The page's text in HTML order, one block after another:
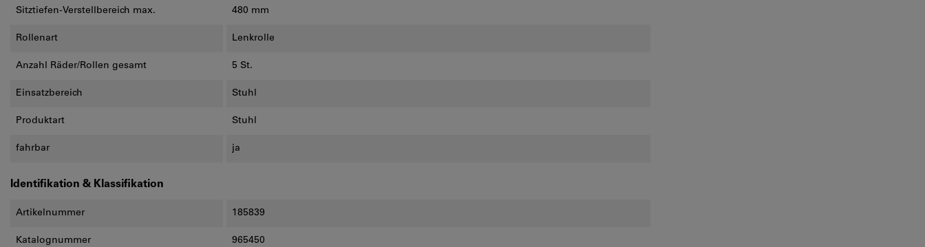
Sitztiefen-Verstellbereich max. 480 mm
Rollenart Lenkrolle
Anzahl Räder/Rollen gesamt 5 St.
Einsatzbereich Stuhl
Produktart Stuhl
fahrbar ja
Identifikation & Klassifikation
Artikelnummer 185839
Katalognummer 965450